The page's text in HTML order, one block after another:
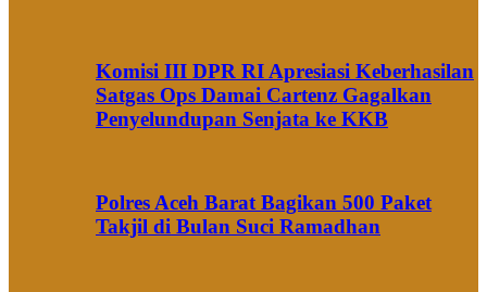
Komisi III DPR RI Apresiasi Keberhasilan
Satgas Ops Damai Cartenz Gagalkan
Penyelundupan Senjata ke KKB
Polres Aceh Barat Bagikan 500 Paket
Takjil di Bulan Suci Ramadhan